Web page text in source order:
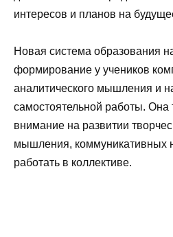
интересов и планов на
Новая система образования
формирование у учеников
аналитического мышления и
самостоятельной работы. Она
внимание на развитии
мышления, коммуникативных
работать в коллективе.